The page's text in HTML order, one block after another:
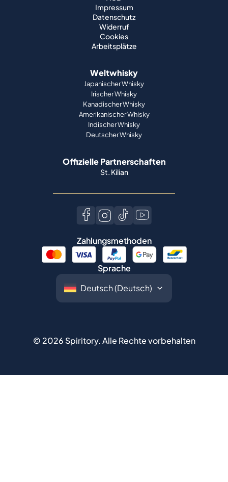
Weltwhisky
Japanischer Whisky
Irischer Whisky
Kanadischer Whisky
Indischer Whisky
Deutscher Whisky
Offizielle Partnerschaften
St. Kilian
Sprache
Spiritory.Alle Rechte vorbehalten